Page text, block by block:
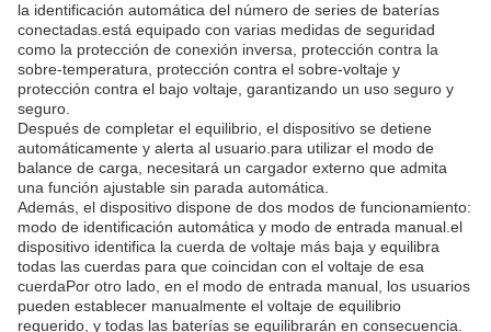
la identificación automática del número de series de baterías
conectadas.está equipado con varias medidas de seguridad
como la protección de conexión inversa, protección contra la
sobre-temperatura, protección contra el sobre-voltaje y
protección contra el bajo voltaje, garantizando un uso seguro y
seguro.
Después de completar el equilibrio, el dispositivo se detiene
automáticamente y alerta al usuario.para utilizar el modo de
balance de carga, necesitará un cargador externo que admita
una función ajustable sin parada automática.
Además, el dispositivo dispone de dos modos de funcionamiento:
modo de identificación automática y modo de entrada manual.el
dispositivo identifica la cuerda de voltaje más baja y equilibra
todas las cuerdas para que coincidan con el voltaje de esa
cuerdaPor otro lado, en el modo de entrada manual, los usuarios
pueden establecer manualmente el voltaje de equilibrio
requerido, y todas las baterías se equilibrarán en consecuencia.